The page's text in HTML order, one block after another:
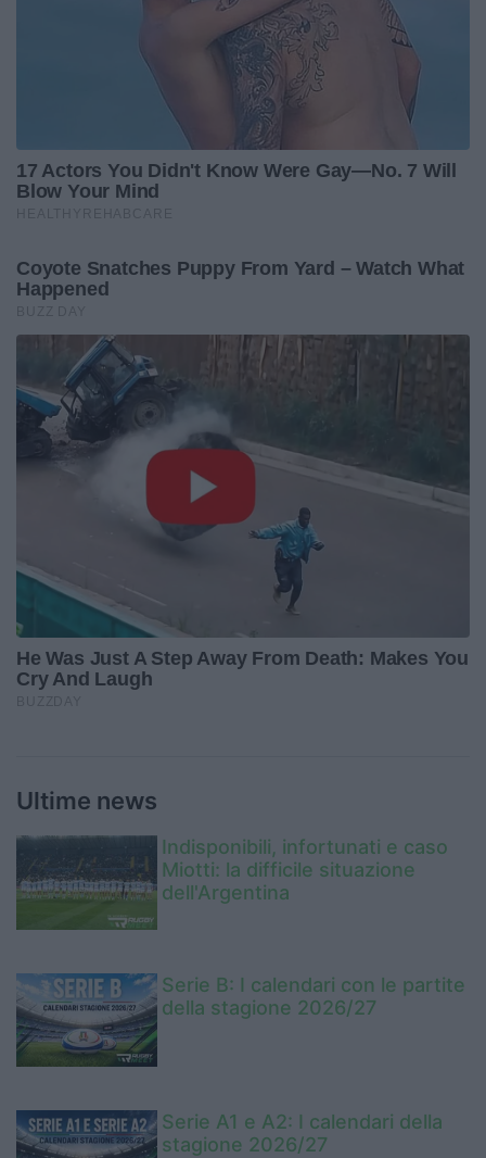
Ultime news
Indisponibili, infortunati e caso
Miotti: la difficile situazione
dell'Argentina
Serie B: I calendari con le partite
della stagione 2026/27
Serie A1 e A2: I calendari della
stagione 2026/27